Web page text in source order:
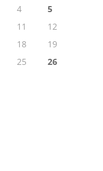
4
5
11
12
18
19
25
26